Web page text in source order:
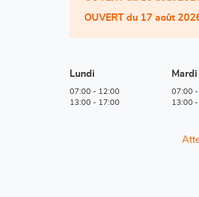
OUVERT du 17 août
Lundi
07:00 - 12:00
13:00 - 17:00
Mardi
07:00 -
13:00 -